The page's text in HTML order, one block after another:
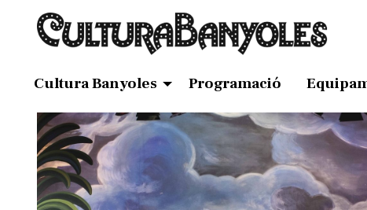
Cultura Banyoles Programació